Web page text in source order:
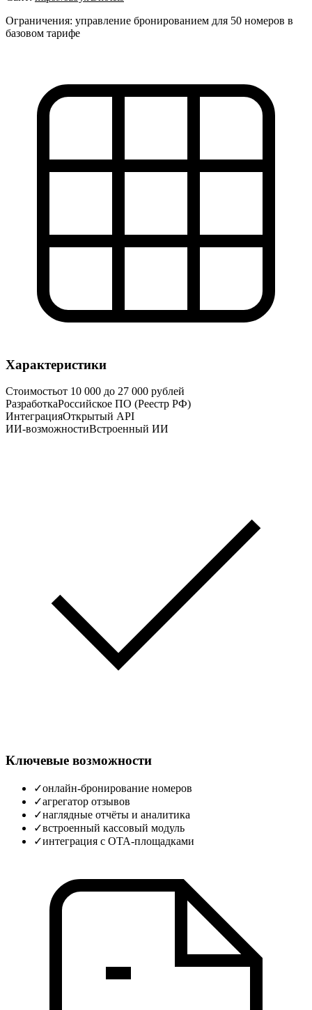
Ограничения: управление бронированием для 50 номеров в
базовом тарифе
Характеристики
Стоимостьот 10 000 до 27 000 рублей
РазработкаРоссийское ПО (Реестр РФ)
ИнтеграцияОткрытый API
ИИ-возможностиВстроенный ИИ
Ключевые возможности
✓онлайн-бронирование номеров
✓агрегатор отзывов
✓наглядные отчёты и аналитика
✓встроенный кассовый модуль
✓интеграция с OTA‑площадками